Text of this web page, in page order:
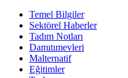
Temel Bilgiler
Sektörel Haberler
Tadım Notları
Damıtımevleri
Malternatif
Eğitimler